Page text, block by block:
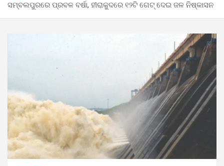
ସମ୍ବଲପୁରରେ ପ୍ରବଳ ବର୍ଷା, ହୀରାକୁଦରେ ୧୨ଟି ଗେଟ୍ ଦେଇ ଜଳ ନିଷ୍କାସନ